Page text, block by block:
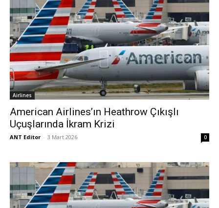
Airlines
American Airlines’ın Heathrow Çıkışlı
Uçuşlarında İkram Krizi
ANT Editor - 3 Mart 2026 0